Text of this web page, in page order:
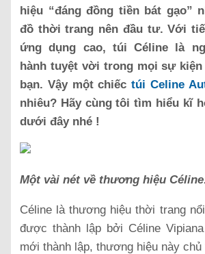
hiệu “đáng đồng tiền bát gạo”
đồ thời trang nên đầu tư. Với
ứng dụng cao, túi Céline là
hành tuyệt vời trong mọi sự kiện
bạn. Vậy một chiếc túi Celine
nhiêu? Hãy cùng tôi tìm hiểu kĩ
dưới đây nhé !
Một vài nét về thương hiệu
Céline là thương hiệu thời trang
được thành lập bởi Céline
mới thành lập, thương hiệu này